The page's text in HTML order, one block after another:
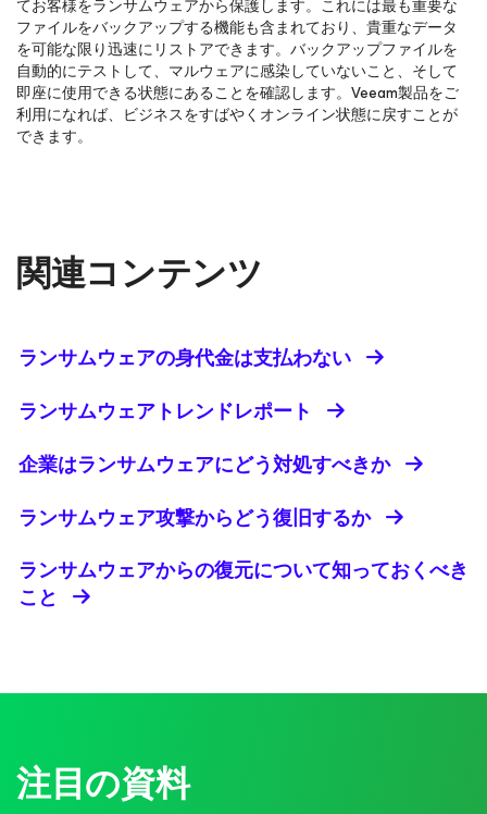
てお客様をランサムウェアから保護します。これには最も重要な
ファイルをバックアップする機能も含まれており、貴重なデータ
を可能な限り迅速にリストアできます。バックアップファイルを
自動的にテストして、マルウェアに感染していないこと、そして
即座に使用できる状態にあることを確認します。Veeam製品をご
利用になれば、ビジネスをすばやくオンライン状態に戻すことが
できます。
関連コンテンツ
ランサムウェアの身代金は支払わない
ランサムウェアトレンドレポート
企業はランサムウェアにどう対処すべきか
ランサムウェア攻撃からどう復旧するか
ランサムウェアからの復元について知っておくべき
こと
注目の資料